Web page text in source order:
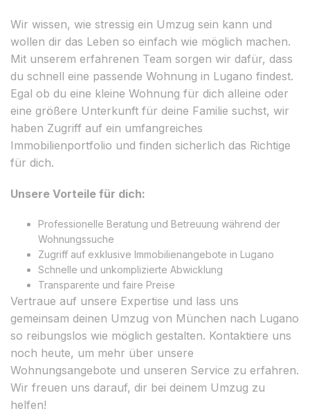
Wir wissen, wie stressig ein Umzug sein kann und
wollen dir das Leben so einfach wie möglich machen.
Mit unserem erfahrenen Team sorgen wir dafür, dass
du schnell eine passende Wohnung in Lugano findest.
Egal ob du eine kleine Wohnung für dich alleine oder
eine größere Unterkunft für deine Familie suchst, wir
haben Zugriff auf ein umfangreiches
Immobilienportfolio und finden sicherlich das Richtige
für dich.
Unsere Vorteile für dich:
Professionelle Beratung und Betreuung während der
Wohnungssuche
Zugriff auf exklusive Immobilienangebote in Lugano
Schnelle und unkomplizierte Abwicklung
Transparente und faire Preise
Vertraue auf unsere Expertise und lass uns
gemeinsam deinen Umzug von München nach Lugano
so reibungslos wie möglich gestalten. Kontaktiere uns
noch heute, um mehr über unsere
Wohnungsangebote und unseren Service zu erfahren.
Wir freuen uns darauf, dir bei deinem Umzug zu
helfen!